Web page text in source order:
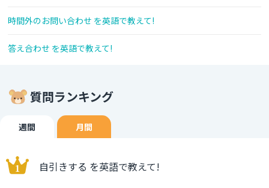
時間外のお問い合わせ を英語で教えて!
答え合わせ を英語で教えて!
質問ランキング
週間 月間
自引きする を英語で教えて!